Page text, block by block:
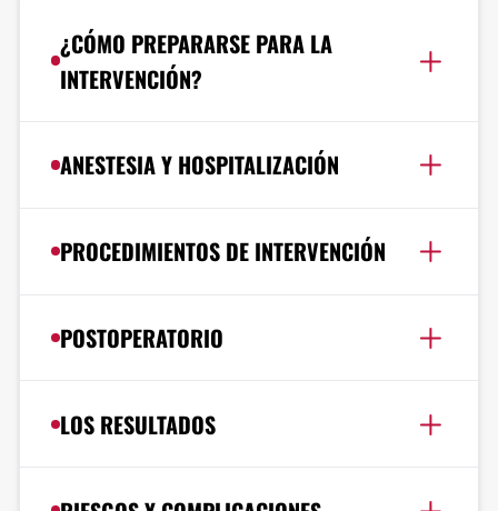
¿CÓMO PREPARARSE PARA LA
INTERVENCIÓN?
ANESTESIA Y HOSPITALIZACIÓN
PROCEDIMIENTOS DE INTERVENCIÓN
POSTOPERATORIO
LOS RESULTADOS